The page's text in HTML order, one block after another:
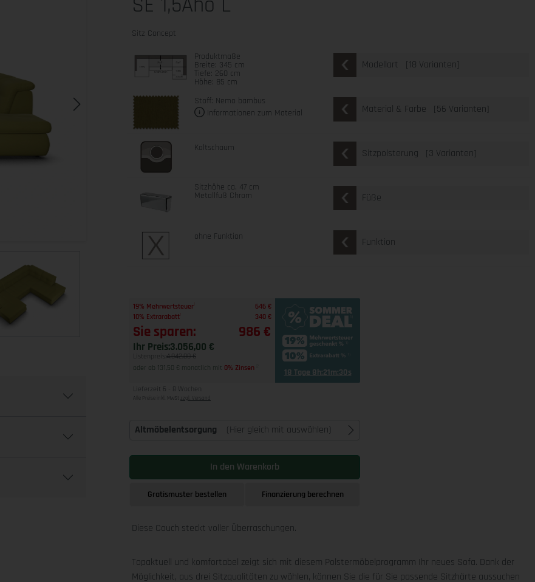
Sitz Concept
Produktmaße
Breite: 345 cm
Tiefe: 260 cm
Höhe: 85 cm
Modellart [18 Varianten]
Stoff: Nemo bambus
Informationen zum Material
Material & Farbe [56 Varianten]
Kaltschaum Sitzpolsterung [3 Varianten]
Sitzhöhe ca. 47 cm
Metallfuß Chrom Füße
ohne Funktion Funktion
19% Mehrwertsteuer
646 €
10% Extrarabatt
340 €
Sie sparen: 986 €
Ihr Preis:3.056,00 €
Listenpreis: 4.042,00 €
oder ab 131,50 € monatlich mit 0% Zinsen 18 Tage 8h:21m:29s
Lieferzeit 6 - 8 Wochen
Alle Preise inkl. MwSt zzgl. Versand
Altmöbelentsorgung (Hier gleich mit auswählen)
In den Warenkorb
Gratismuster bestellen Finanzierung berechnen
Diese Couch steckt voller Überraschungen.
Topaktuell und komfortabel zeigt sich mit diesem Polstermöbelprogramm Ihr neues Sofa. Dank der
Möglichkeit, aus drei Sitzqualitäten zu wählen, können Sie die für Sie passende Sitzhärte aussuchen